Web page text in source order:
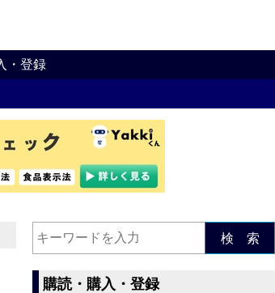
・登録
検 索
購読・購入・登録